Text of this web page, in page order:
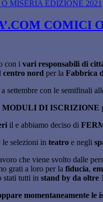
COMICI
con i vari responsabili di
centro nord per la Fabbrica
settembre con le semifinali
DI ISCRIZIONE
il e abbiamo deciso di
le selezioni in teatro e negli
che viene svolto dalle
grati a loro per la fiducia,
stati tutti in stand by da oltre
momentaneamente le